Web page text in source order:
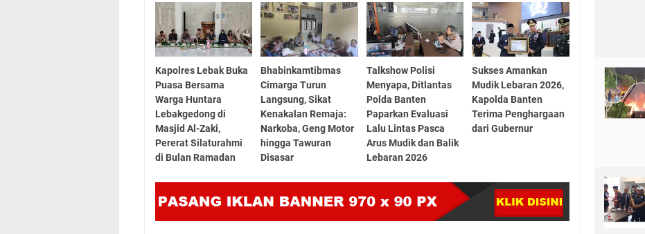
Kapolres Lebak Buka
Puasa Bersama
Warga Huntara
Lebakgedong di
Masjid Al-Zaki,
Pererat Silaturahmi
di Bulan Ramadan
Bhabinkamtibmas
Cimarga Turun
Langsung, Sikat
Kenakalan Remaja:
Narkoba, Geng Motor
hingga Tawuran
Disasar
Talkshow Polisi
Menyapa, Ditlantas
Polda Banten
Paparkan Evaluasi
Lalu Lintas Pasca
Arus Mudik dan Balik
Lebaran 2026
Sukses Amankan
Mudik Lebaran 2026,
Kapolda Banten
Terima Penghargaan
dari Gubernur